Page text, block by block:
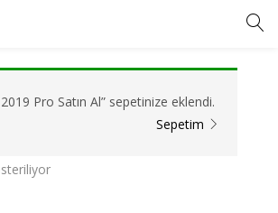
şifrenizi girin.
Pro Satın Al” sepetinize eklendi.
Sepetim